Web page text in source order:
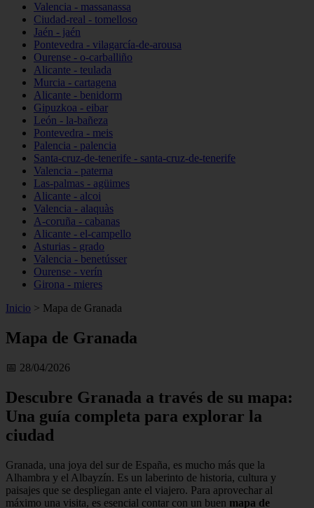
Valencia - massanassa
Ciudad-real - tomelloso
Jaén - jaén
Pontevedra - vilagarcía-de-arousa
Ourense - o-carballiño
Alicante - teulada
Murcia - cartagena
Alicante - benidorm
Gipuzkoa - eibar
León - la-bañeza
Pontevedra - meis
Palencia - palencia
Santa-cruz-de-tenerife - santa-cruz-de-tenerife
Valencia - paterna
Las-palmas - agüimes
Alicante - alcoi
Valencia - alaquàs
A-coruña - cabanas
Alicante - el-campello
Asturias - grado
Valencia - benetússer
Ourense - verín
Girona - mieres
Inicio > Mapa de Granada
Mapa de Granada
📅 28/04/2026
Descubre Granada a través de su mapa:
Una guía completa para explorar la
ciudad
Granada, una joya del sur de España, es mucho más que la
Alhambra y el Albayzín. Es un laberinto de historia, cultura y
paisajes que se despliegan ante el viajero. Para aprovechar al
máximo una visita, es esencial contar con un buen mapa de